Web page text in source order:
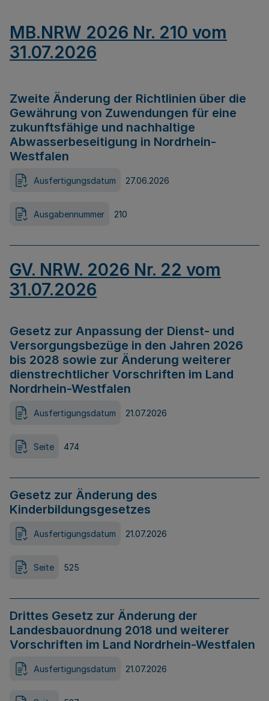
MB.NRW 2026 Nr. 210 vom
31.07.2026
Zweite Änderung der Richtlinien über die
Gewährung von Zuwendungen für eine
zukunftsfähige und nachhaltige
Abwasserbeseitigung in Nordrhein-
Westfalen
Ausfertigungsdatum 27.06.2026
Ausgabennummer 210
GV. NRW. 2026 Nr. 22 vom
31.07.2026
Gesetz zur Anpassung der Dienst- und
Versorgungsbezüge in den Jahren 2026
bis 2028 sowie zur Änderung weiterer
dienstrechtlicher Vorschriften im Land
Nordrhein-Westfalen
Ausfertigungsdatum 21.07.2026
Seite 474
Gesetz zur Änderung des
Kinderbildungsgesetzes
Ausfertigungsdatum 21.07.2026
Seite 525
Drittes Gesetz zur Änderung der
Landesbauordnung 2018 und weiterer
Vorschriften im Land Nordrhein-Westfalen
Ausfertigungsdatum 21.07.2026